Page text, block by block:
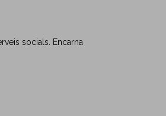
socials. Encarna